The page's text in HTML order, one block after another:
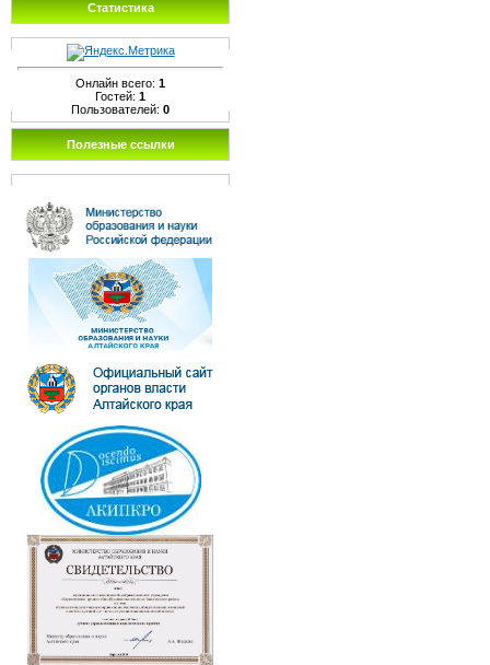
Статистика
Онлайн всего: 1
Гостей: 1
Пользователей: 0
Полезные ссылки